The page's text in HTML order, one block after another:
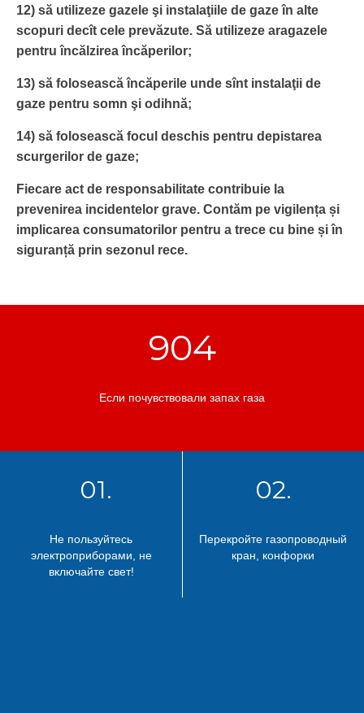
12) să utilizeze gazele şi instalaţiile de gaze în alte
scopuri decît cele prevăzute. Să utilizeze aragazele
pentru încălzirea încăperilor;
13) să folosească încăperile unde sînt instalaţii de
gaze pentru somn şi odihnă;
14) să folosească focul deschis pentru depistarea
scurgerilor de gaze;
Fiecare act de responsabilitate contribuie la
prevenirea incidentelor grave. Contăm pe vigilența și
implicarea consumatorilor pentru a trece cu bine și în
siguranță prin sezonul rece.
904
Если почувствовали запах газа
01.
Не пользуйтесь
электроприборами, не
включайте свет!
02.
Перекройте газопроводный
кран, конфорки